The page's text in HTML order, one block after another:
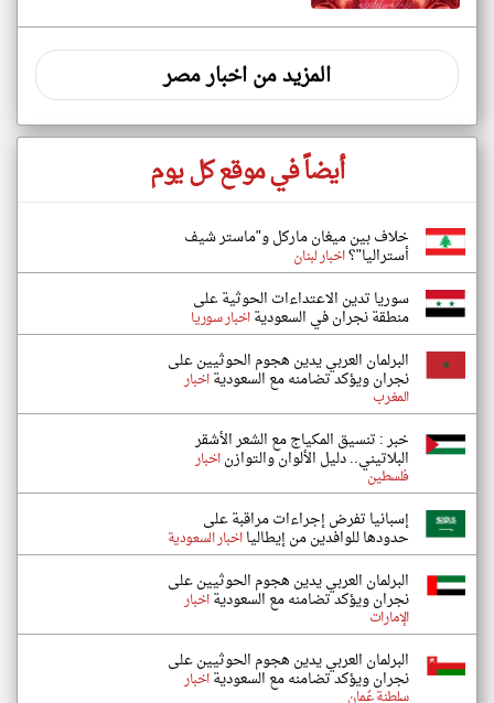
المزيد من اخبار مصر
أيضاً في موقع كل يوم
خلاف بين ميغان ماركل و"ماستر شيف
أستراليا"؟اخبار لبنان
سوريا تدين الاعتداءات الحوثية على
منطقة نجران في السعوديةاخبار سوريا
البرلمان العربي يدين هجوم الحوثيين على
نجران ويؤكد تضامنه مع السعوديةاخبار
المغرب
خبر : تنسيق المكياج مع الشعر الأشقر
البلاتيني.. دليل الألوان والتوازناخبار
فلسطين
إسبانيا تفرض إجراءات مراقبة على
حدودها للوافدين من إيطاليااخبار السعودية
البرلمان العربي يدين هجوم الحوثيين على
نجران ويؤكد تضامنه مع السعوديةاخبار
الإمارات
البرلمان العربي يدين هجوم الحوثيين على
نجران ويؤكد تضامنه مع السعوديةاخبار
سلطنة عُمان